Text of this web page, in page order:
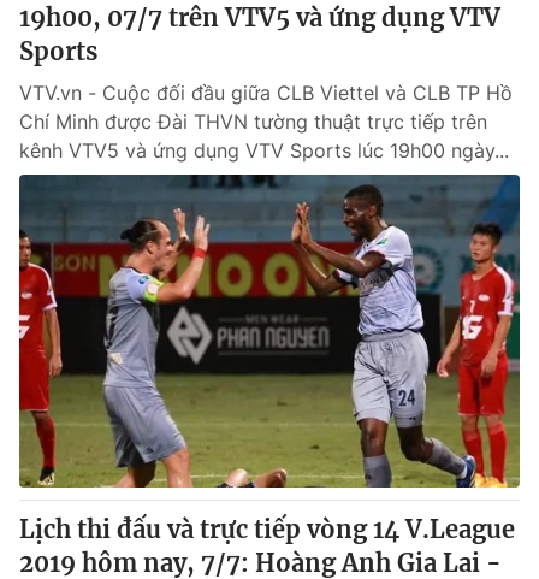
19h00, 07/7 trên VTV5 và ứng dụng VTV
Sports
VTV.vn - Cuộc đối đầu giữa CLB Viettel và CLB TP Hồ
Chí Minh được Đài THVN tường thuật trực tiếp trên
kênh VTV5 và ứng dụng VTV Sports lúc 19h00 ngày...
Lịch thi đấu và trực tiếp vòng 14 V.League
2019 hôm nay, 7/7: Hoàng Anh Gia Lai -